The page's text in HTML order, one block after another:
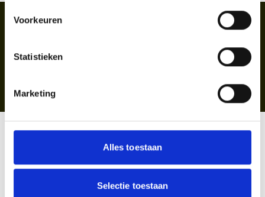
Voorkeuren
Statistieken
Marketing
Alles toestaan
Selectie toestaan
Soort NLP
Duur 1 avond
€ 50,-
Uitgelichte opleidingen